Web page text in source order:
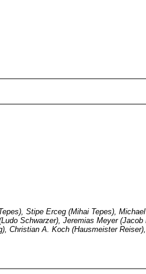
Stipe Erceg (Mihai Tepes),
Schwarzer), Jeremias Meyer
Christian A. Koch (Hausmeister